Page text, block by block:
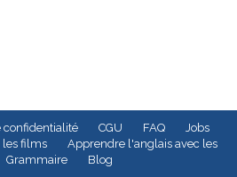
confidentialité CGU FAQ
Jobs
les films
Apprendre l'anglais avec les
Grammaire Blog